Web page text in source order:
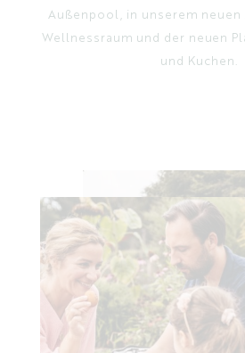
Außenpool, in unserem
Wellnessraum und der neuen
und Kuchen.